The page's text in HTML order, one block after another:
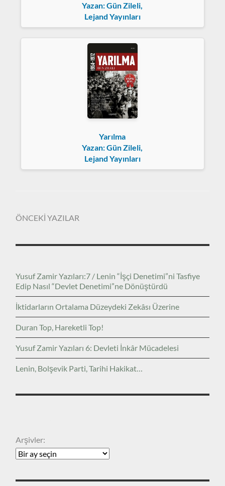
Yazan: Gün Zileli,
Lejand Yayınları
Yarılma
Yazan: Gün Zileli,
Lejand Yayınları
ÖNCEKİ YAZILAR
Yusuf Zamir Yazıları:7 / Lenin “İşçi Denetimi”ni Tasfiye
Edip Nasıl “Devlet Denetimi”ne Dönüştürdü
İktidarların Ortalama Düzeydeki Zekâsı Üzerine
Duran Top, Hareketli Top!
Yusuf Zamir Yazıları 6: Devleti İnkâr Mücadelesi
Lenin, Bolşevik Parti, Tarihi Hakikat…
Arşivler: